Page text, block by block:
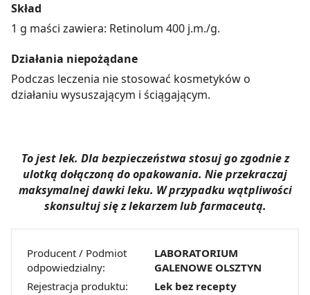
Skład
1 g maści zawiera: Retinolum 400 j.m./g.
Działania niepożądane
Podczas leczenia nie stosować kosmetyków o
działaniu wysuszającym i ściągającym.
To jest lek. Dla bezpieczeństwa stosuj go zgodnie z
ulotką dołączoną do opakowania. Nie przekraczaj
maksymalnej dawki leku. W przypadku wątpliwości
skonsultuj się z lekarzem lub farmaceutą.
Producent / Podmiot
odpowiedzialny:
LABORATORIUM
GALENOWE OLSZTYN
Rejestracja produktu:
Lek bez recepty